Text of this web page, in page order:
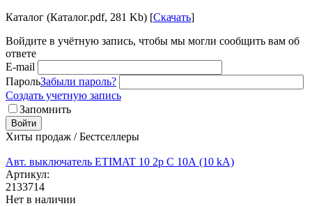
Каталог (Каталог.pdf, 281 Kb) [Скачать]
Войдите в учётную запись, чтобы мы могли сообщить вам об
ответе
E-mail
ПарольЗабыли пароль?
Создать учетную запись
Запомнить
Войти
Хиты продаж / Бестселлеры
Авт. выключатель ETIMAT 10 2p C 10А (10 kA)
Артикул:
2133714
Нет в наличии